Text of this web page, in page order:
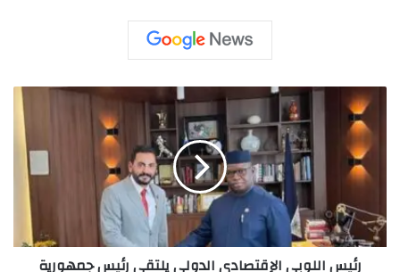
View this post on Instagram
س
و
ب
رئيس اللوبي الإقتصادي الدولي يلتقي رئيس جمهورية